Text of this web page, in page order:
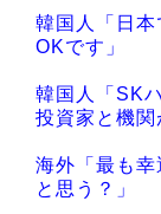
韓国人「日
OKです」
韓国人「SK
投資家と機関
海外「最も
と思う？」